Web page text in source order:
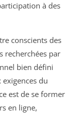
à des
conscients des
recherchées par
bien défini
du
est de se former
en ligne,